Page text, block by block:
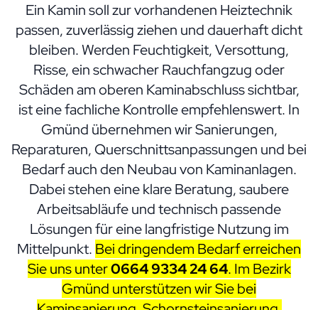
Ein Kamin soll zur vorhandenen Heiztechnik
passen, zuverlässig ziehen und dauerhaft dicht
bleiben. Werden Feuchtigkeit, Versottung,
Risse, ein schwacher Rauchfangzug oder
Schäden am oberen Kaminabschluss sichtbar,
ist eine fachliche Kontrolle empfehlenswert. In
Gmünd übernehmen wir Sanierungen,
Reparaturen, Querschnittsanpassungen und bei
Bedarf auch den Neubau von Kaminanlagen.
Dabei stehen eine klare Beratung, saubere
Arbeitsabläufe und technisch passende
Lösungen für eine langfristige Nutzung im
Mittelpunkt. Bei dringendem Bedarf erreichen
Sie uns unter0664 9334 24 64. Im Bezirk
Gmünd unterstützen wir Sie bei